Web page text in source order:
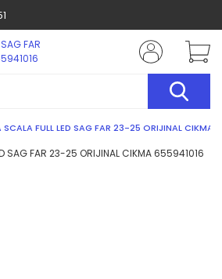
SCALA FULL LED SAG FAR 23-25 ORIJINAL CIKMA